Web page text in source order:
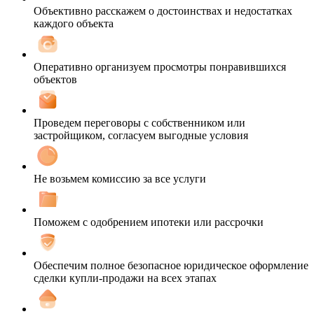
Объективно расскажем о достоинствах и недостатках
каждого объекта
Оперативно организуем просмотры понравившихся
объектов
Проведем переговоры с собственником или
застройщиком, согласуем выгодные условия
Не возьмем комиссию за все услуги
Поможем с одобрением ипотеки или рассрочки
Обеспечим полное безопасное юридическое оформление
сделки купли-продажи на всех этапах